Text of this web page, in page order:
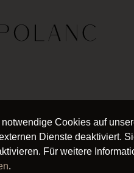
Cookies auf
Dienste deaktiviert.
Für weitere
.